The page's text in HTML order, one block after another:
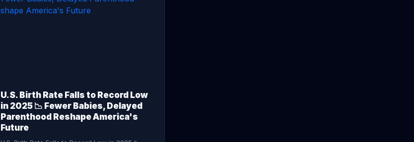
U.S. Birth Rate Falls to Record Low
in 2025 📉 Fewer Babies, Delayed
Parenthood Reshape America's
Future